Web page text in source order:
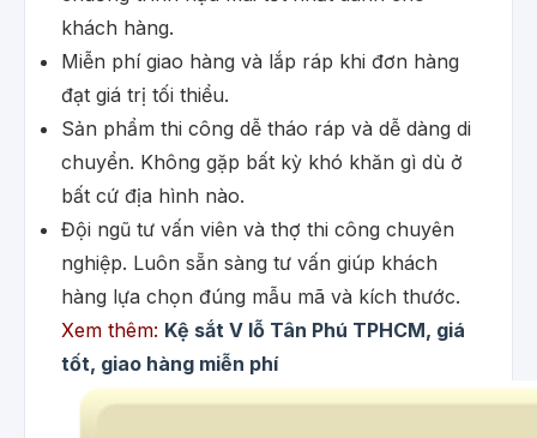
khách hàng.
Miễn phí giao hàng và lắp ráp khi đơn hàng
đạt giá trị tối thiểu.
Sản phẩm thi công dễ tháo ráp và dễ dàng di
chuyển. Không gặp bất kỳ khó khăn gì dù ở
bất cứ địa hình nào.
Đội ngũ tư vấn viên và thợ thi công chuyên
nghiệp. Luôn sẵn sàng tư vấn giúp khách
hàng lựa chọn đúng mẫu mã và kích thước.
Xem thêm: Kệ sắt V lỗ Tân Phú TPHCM, giá
tốt, giao hàng miễn phí